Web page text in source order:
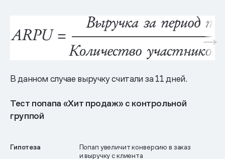
В данном случае выручку считали за 11 дней.
Тест попапа «Хит продаж» с контрольной
группой
Гипотеза
Попап увеличит конверсию в заказ
и выручку с клиента